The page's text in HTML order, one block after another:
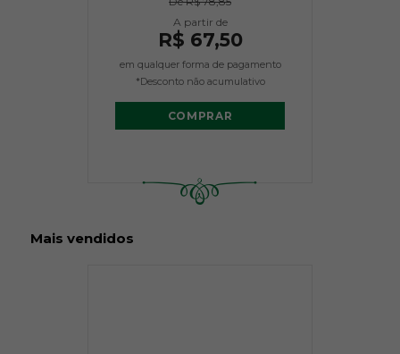
R$ 67,50
em qualquer forma de pagamento
*Desconto não acumulativo
COMPRAR
Mais vendidos